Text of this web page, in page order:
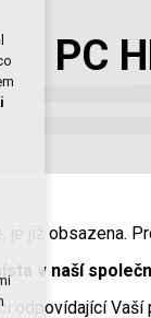
PC
je již obsazena.
v naší
odpovídající